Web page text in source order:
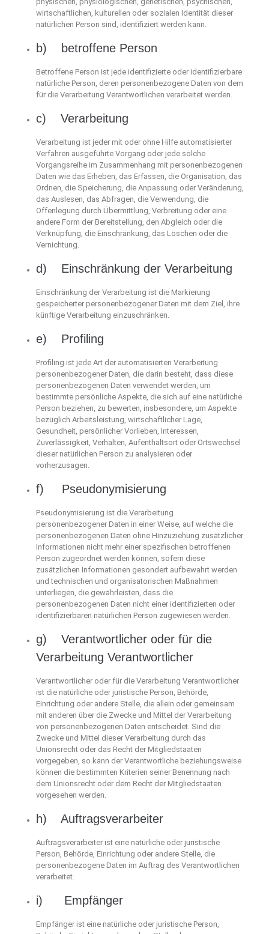
wirtschaftlichen, kulturellen oder sozialen Identität dieser
natürlichen Person sind, identifiziert werden kann.
b) betroffene Person
Betroffene Person ist jede identifizierte oder identifizierbare
natürliche Person, deren personenbezogene Daten von dem
für die Verarbeitung Verantwortlichen verarbeitet werden.
c) Verarbeitung
Verarbeitung ist jeder mit oder ohne Hilfe automatisierter
Verfahren ausgeführte Vorgang oder jede solche
Vorgangsreihe im Zusammenhang mit personenbezogenen
Daten wie das Erheben, das Erfassen, die Organisation, das
Ordnen, die Speicherung, die Anpassung oder Veränderung,
das Auslesen, das Abfragen, die Verwendung, die
Offenlegung durch Übermittlung, Verbreitung oder eine
andere Form der Bereitstellung, den Abgleich oder die
Verknüpfung, die Einschränkung, das Löschen oder die
Vernichtung.
d) Einschränkung der Verarbeitung
Einschränkung der Verarbeitung ist die Markierung
gespeicherter personenbezogener Daten mit dem Ziel, ihre
künftige Verarbeitung einzuschränken.
e) Profiling
Profiling ist jede Art der automatisierten Verarbeitung
personenbezogener Daten, die darin besteht, dass diese
personenbezogenen Daten verwendet werden, um
bestimmte persönliche Aspekte, die sich auf eine natürliche
Person beziehen, zu bewerten, insbesondere, um Aspekte
bezüglich Arbeitsleistung, wirtschaftlicher Lage,
Gesundheit, persönlicher Vorlieben, Interessen,
Zuverlässigkeit, Verhalten, Aufenthaltsort oder Ortswechsel
dieser natürlichen Person zu analysieren oder
vorherzusagen.
f) Pseudonymisierung
Pseudonymisierung ist die Verarbeitung
personenbezogener Daten in einer Weise, auf welche die
personenbezogenen Daten ohne Hinzuziehung zusätzlicher
Informationen nicht mehr einer spezifischen betroffenen
Person zugeordnet werden können, sofern diese
zusätzlichen Informationen gesondert aufbewahrt werden
und technischen und organisatorischen Maßnahmen
unterliegen, die gewährleisten, dass die
personenbezogenen Daten nicht einer identifizierten oder
identifizierbaren natürlichen Person zugewiesen werden.
g) Verantwortlicher oder für die
Verarbeitung Verantwortlicher
Verantwortlicher oder für die Verarbeitung Verantwortlicher
ist die natürliche oder juristische Person, Behörde,
Einrichtung oder andere Stelle, die allein oder gemeinsam
mit anderen über die Zwecke und Mittel der Verarbeitung
von personenbezogenen Daten entscheidet. Sind die
Zwecke und Mittel dieser Verarbeitung durch das
Unionsrecht oder das Recht der Mitgliedstaaten
vorgegeben, so kann der Verantwortliche beziehungsweise
können die bestimmten Kriterien seiner Benennung nach
dem Unionsrecht oder dem Recht der Mitgliedstaaten
vorgesehen werden.
h) Auftragsverarbeiter
Auftragsverarbeiter ist eine natürliche oder juristische
Person, Behörde, Einrichtung oder andere Stelle, die
personenbezogene Daten im Auftrag des Verantwortlichen
verarbeitet.
i) Empfänger
Empfänger ist eine natürliche oder juristische Person,